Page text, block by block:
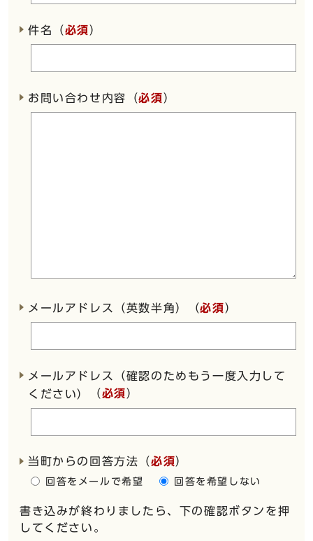
件名（必須）
お問い合わせ内容（必須）
メールアドレス（英数半角）（必須）
メールアドレス（確認のためもう一度入力して
ください）
（必須）
当町からの回答方法 （必須）
回答をメールで希望 回答を希望しない
書き込みが終わりましたら、下の確認ボタンを押
してください。